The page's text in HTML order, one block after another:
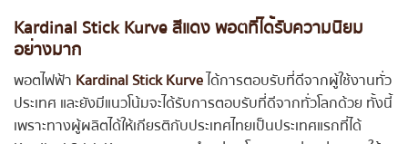
Kardinal Stick Kurve สีแดงพอตที่ได้รับความนิยม
อย่างมาก
พอตไฟฟ้า Kardinal Stick Kurveได้การตอบรับที่ดีจากผู้ใช้งานทั่ว
ประเทศ และยังมีแนวโน้มจะได้รับการตอบรับที่ดีจากทั่วโลกด้วย ทั้งนี้
เพราะทางผู้ผลิตได้ให้เกียรติกับประเทศไทยเป็นประเทศแรกที่ได้